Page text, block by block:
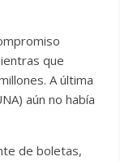
que
A última
aún no había
de boletas,